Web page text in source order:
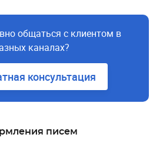
общаться с клиентом в
каналах?
консультация
писем